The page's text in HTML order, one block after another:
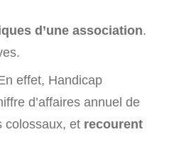
d’une association.
effet, Handicap
d’affaires annuel de
colossaux, et recourent